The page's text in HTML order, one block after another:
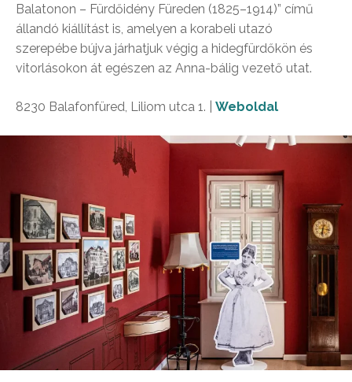
Balatonon – Fürdőidény Füreden (1825–1914)” című
állandó kiállítást is, amelyen a korabeli utazó
szerepébe bújva járhatjuk végig a hidegfürdőkön és
vitorlásokon át egészen az Anna-bálig vezető utat.
8230 Balafonfüred, Liliom utca 1. | Weboldal